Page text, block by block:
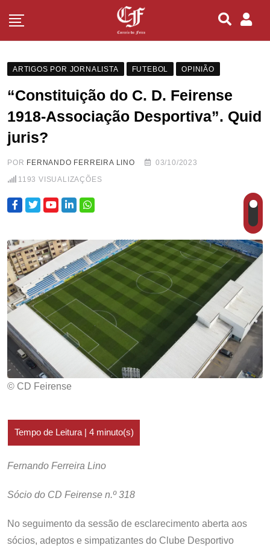
ARTIGOS POR JORNALISTA FUTEBOL OPINIÃO
“Constituição do C. D. Feirense
1918-Associação Desportiva”. Quid
juris?
POR FERNANDO FERREIRA LINO
03/10/2023
1193 VISUALIZAÇÕES
© CD Feirense
Fernando Ferreira Lino
Sócio do CD Feirense n.º 318
No seguimento da sessão de esclarecimento aberta aos
sócios, adeptos e simpatizantes do Clube Desportivo